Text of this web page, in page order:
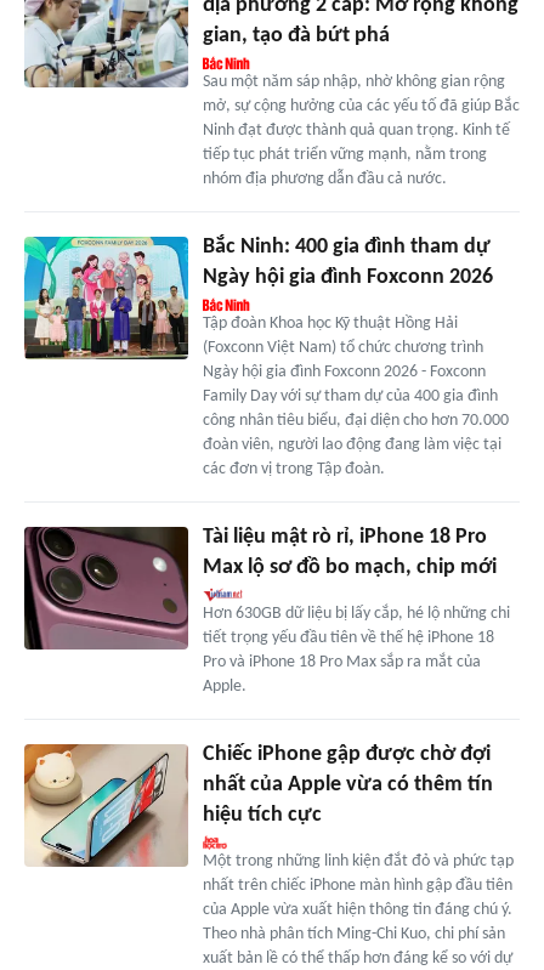
địa phương 2 cấp: Mở rộng không
gian, tạo đà bứt phá
Sau một năm sáp nhập, nhờ không gian rộng
mở, sự cộng hưởng của các yếu tố đã giúp Bắc
Ninh đạt được thành quả quan trọng. Kinh tế
tiếp tục phát triển vững mạnh, nằm trong
nhóm địa phương dẫn đầu cả nước.
Bắc Ninh: 400 gia đình tham dự
Ngày hội gia đình Foxconn 2026
Tập đoàn Khoa học Kỹ thuật Hồng Hải
(Foxconn Việt Nam) tổ chức chương trình
Ngày hội gia đình Foxconn 2026 - Foxconn
Family Day với sự tham dự của 400 gia đình
công nhân tiêu biểu, đại diện cho hơn 70.000
đoàn viên, người lao động đang làm việc tại
các đơn vị trong Tập đoàn.
Tài liệu mật rò rỉ, iPhone 18 Pro
Max lộ sơ đồ bo mạch, chip mới
Hơn 630GB dữ liệu bị lấy cắp, hé lộ những chi
tiết trọng yếu đầu tiên về thế hệ iPhone 18
Pro và iPhone 18 Pro Max sắp ra mắt của
Apple.
Chiếc iPhone gập được chờ đợi
nhất của Apple vừa có thêm tín
hiệu tích cực
Một trong những linh kiện đắt đỏ và phức tạp
nhất trên chiếc iPhone màn hình gập đầu tiên
của Apple vừa xuất hiện thông tin đáng chú ý.
Theo nhà phân tích Ming-Chi Kuo, chi phí sản
xuất bản lề có thể thấp hơn đáng kể so với dự